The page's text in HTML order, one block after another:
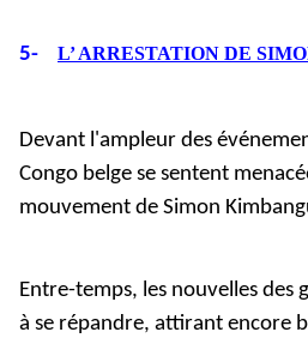
5- L’ ARRESTATION DE
Devant l'ampleur des
Congo belge se sentent
mouvement de Simon
Entre-temps, les nouvelles des
à se répandre, attirant encore